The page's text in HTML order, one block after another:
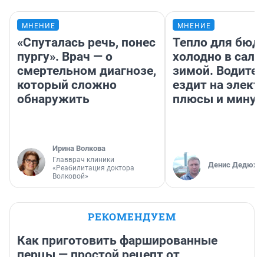
МНЕНИЕ
«Спуталась речь, понес
пургу». Врач — о
смертельном диагнозе,
который сложно
обнаружить
Ирина Волкова
Главврач клиники
«Реабилитация доктора
Волковой»
МНЕНИЕ
Тепло для
холодно в
зимой.
ездит на
плюсы и
Денис
РЕКОМЕНДУЕМ
Как приготовить фаршированные